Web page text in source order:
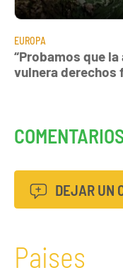
EUROPA
“Probamos que
vulnera derechos
DEJAR UN
Paises